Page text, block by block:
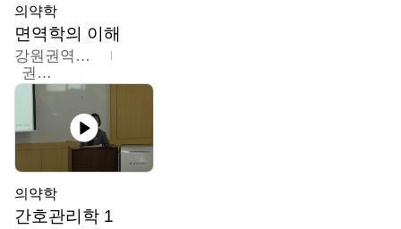
의약학
면역학의 이해
강원권역센터
권보인
의약학
간호관리학 1